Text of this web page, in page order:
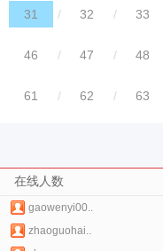
31 / 32 / 33
46 / 47 / 48
61 / 62 / 63
在线人数
gaowenyi00..
zhaoguohai..